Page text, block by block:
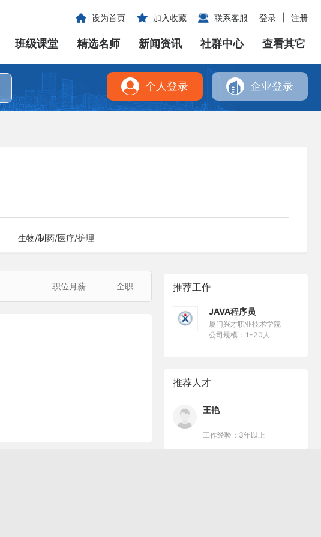
设为首页 加入收藏 联系客服 登录 注册
班级课堂 精选名师 新闻资讯 社群中心 查看其它
个人登录 企业登录
生物/制药/医疗/护理
职位月薪 全职 推荐工作
JAVA程序员
厦门兴才职业技术学院
公司规模：1-20人
推荐人才
王艳
工作经验：3年以上